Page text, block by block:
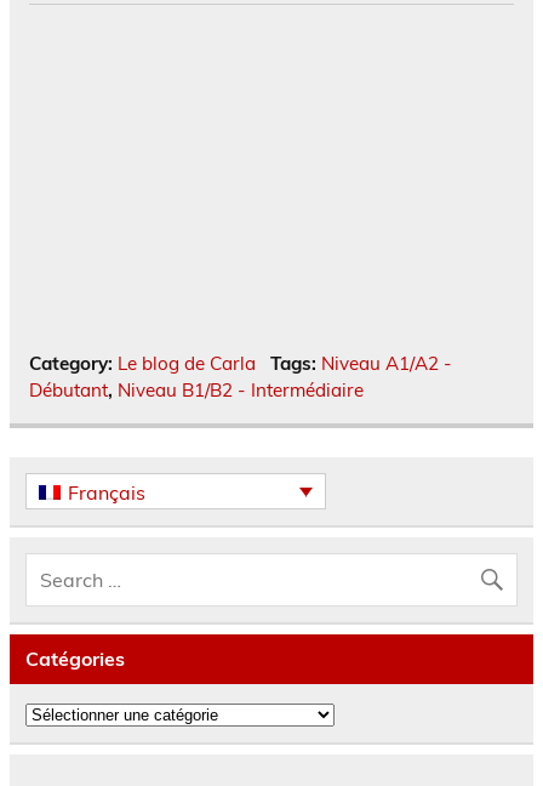
Category: Le blog de Carla Tags: Niveau A1/A2 -
Débutant, Niveau B1/B2 - Intermédiaire
Français
Catégories
Catégories